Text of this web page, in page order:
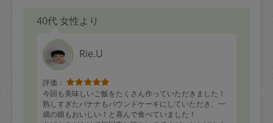
40代 女性より
Rie.U
評価：
今回も美味しいご飯をたくさん作っていただきました！
熟しすぎたバナナもパウンドケーキにしていただき、一
歳の娘もおいしい！と喜んで食べていました！